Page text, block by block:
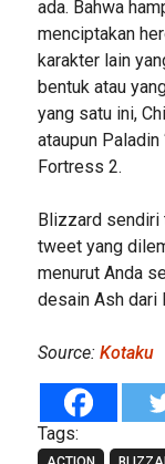
ada. Bahwa
menciptakan
karakter lain
bentuk atau
yang satu ini,
ataupun Paladin
Fortress 2.
Blizzard sendiri
tweet yang
menurut Anda
desain Ash dari
Source: Kotaku
Tags: